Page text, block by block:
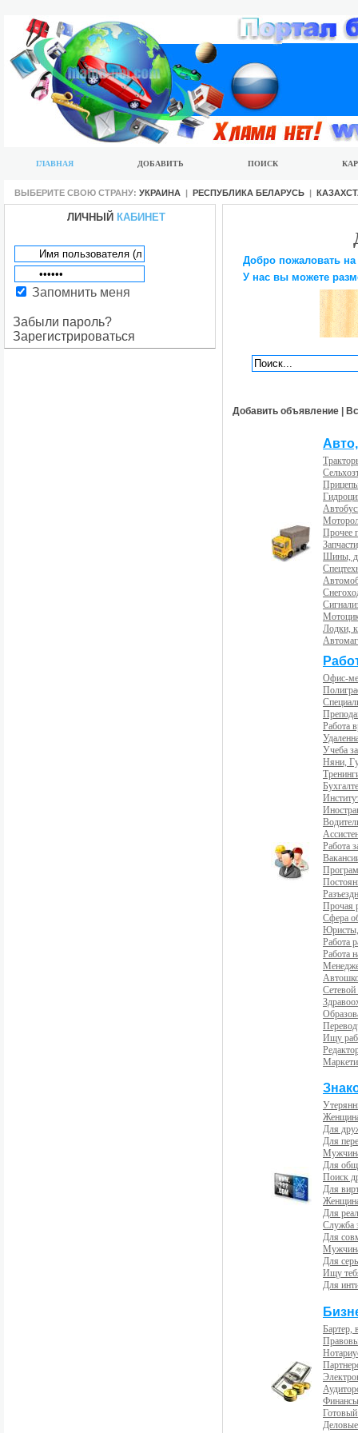
ГЛАВНАЯ ДОБАВИТЬ ПОИСК
ВЫБЕРИТЕ СВОЮ СТРАНУ: УКРАИНА | РЕСПУБЛИКА БЕЛАРУСЬ |
ЛИЧНЫЙ КАБИНЕТ
Запомнить меня
Забыли пароль?
Зарегистрироваться
Добро пожаловать
У нас вы можете
Добавить объявление |
Прочее
Шины,
Лодки,
Офис-
Работа
Учеба
Няни,
Работа
Прочая
Сфера
Юристы,
Работа
Работа
Сетевой
Ищу
Для
Для
Для
Поиск
Для
Для
Служба
Для
Для
Ищу
Для
Бартер,
Готовый